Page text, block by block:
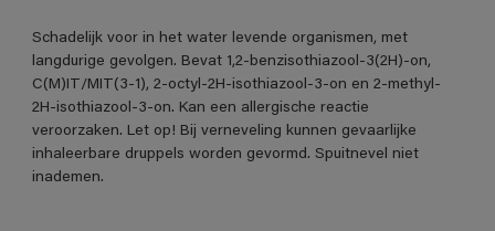
Schadelijk voor in het water levende organismen, met
langdurige gevolgen. Bevat 1,2-benzisothiazool-3(2H)-on,
C(M)IT/MIT(3-1), 2-octyl-2H-isothiazool-3-on en 2-methyl-
2H-isothiazool-3-on. Kan een allergische reactie
veroorzaken. Let op! Bij verneveling kunnen gevaarlijke
inhaleerbare druppels worden gevormd. Spuitnevel niet
inademen.